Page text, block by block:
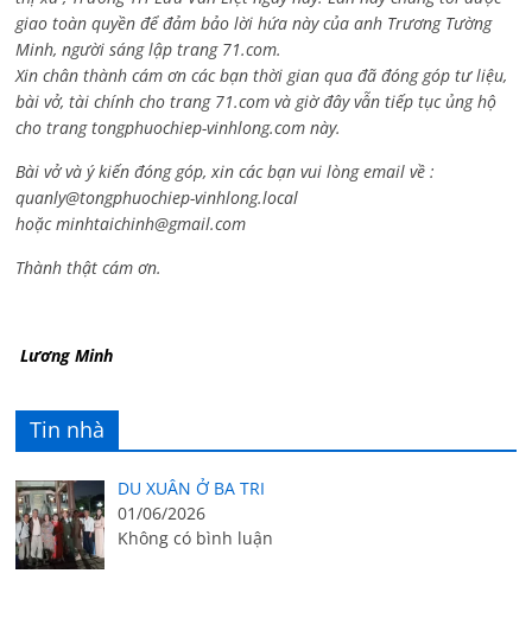
giao toàn quyền để đảm bảo lời hứa này của anh Trương Tường
Minh, người sáng lập trang 71.com.
Xin chân thành cám ơn các bạn thời gian qua đã đóng góp tư liệu,
bài vở, tài chính cho trang 71.com và giờ đây vẫn tiếp tục ủng hộ
cho trang tongphuochiep-vinhlong.com này.
Bài vở và ý kiến đóng góp, xin các bạn vui lòng email về :
quanly@tongphuochiep-vinhlong.local
hoặcminhtaichinh@gmail.com
Thành thật cám ơn.
Lương Minh
Tin nhà
DU XUÂN Ở BA TRI
01/06/2026
Không có bình luận